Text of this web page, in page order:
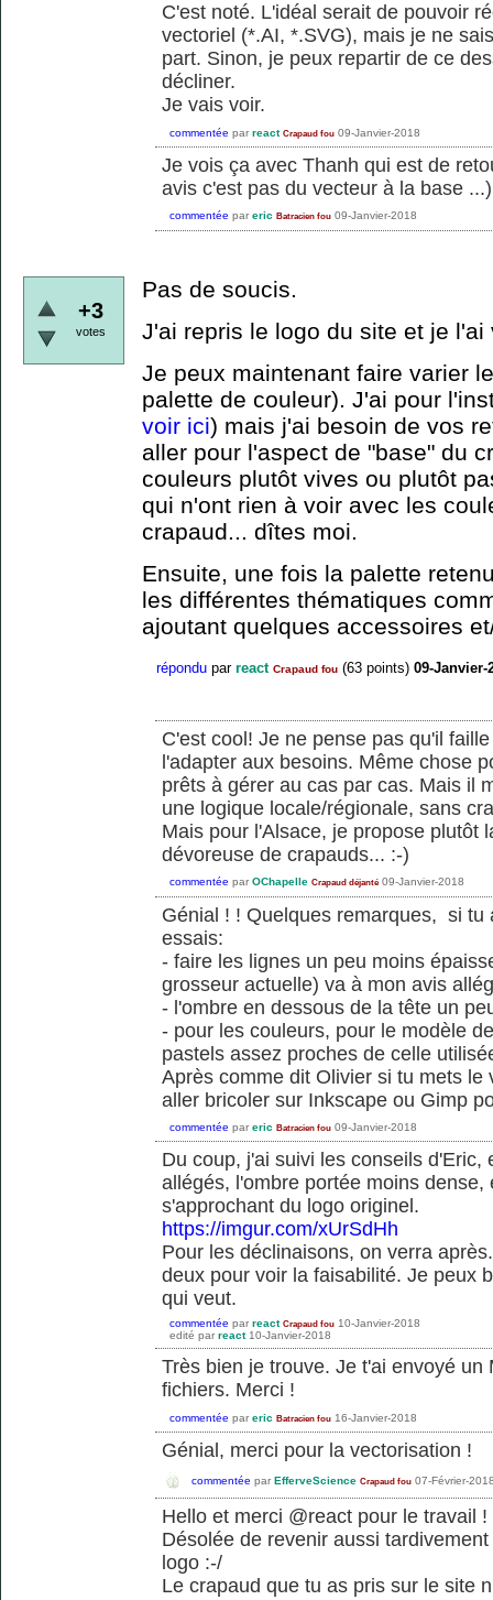
C'est noté. L'idéal serait de pouvoir
vectoriel (*.AI, *.SVG), mais je ne
part. Sinon, je peux repartir de ce
décliner.
Je vais voir.
commentée par react Crapaud fou 09-Janvier-2018
Je vois ça avec Thanh qui est de
avis c'est pas du vecteur à la base ...)
commentée par eric Batracien fou 09-Janvier-2018
+3
votes
Pas de soucis.
J'ai repris le logo du site et je l'ai
Je peux maintenant faire varier
palette de couleur). J'ai pour
voir ici) mais j'ai besoin de vos
aller pour l'aspect de "base" du
couleurs plutôt vives ou plutôt
qui n'ont rien à voir avec les
crapaud... dîtes moi.
Ensuite, une fois la palette
les différentes thématiques
ajoutant quelques accessoires
répondu par react Crapaud fou (63 points) 09-Janvier-
C'est cool! Je ne pense pas qu'il
l'adapter aux besoins. Même chose
prêts à gérer au cas par cas. Mais il
une logique locale/régionale, sans
Mais pour l'Alsace, je propose plutôt
dévoreuse de crapauds... :-)
commentée par OChapelle Crapaud déjanté 09-Janvier-2018
Génial ! ! Quelques remarques, si tu
essais:
- faire les lignes un peu moins
grosseur actuelle) va à mon avis
- l'ombre en dessous de la tête un
- pour les couleurs, pour le modèle
pastels assez proches de celle
Après comme dit Olivier si tu mets
aller bricoler sur Inkscape ou Gimp
commentée par eric Batracien fou 09-Janvier-2018
Du coup, j'ai suivi les conseils
allégés, l'ombre portée moins
s'approchant du logo originel.
https://imgur.com/xUrSdHh
Pour les déclinaisons, on verra
deux pour voir la faisabilité. Je peux
qui veut.
commentée par react Crapaud fou 10-Janvier-2018
edité par react 10-Janvier-2018
Très bien je trouve. Je t'ai envoyé un
fichiers. Merci !
commentée par eric Batracien fou 16-Janvier-2018
Génial, merci pour la vectorisation !
commentée par EfferveScience Crapaud fou 07-Février-
Hello et merci @react pour le travail !
Désolée de revenir aussi
logo :-/
Le crapaud que tu as pris sur le site